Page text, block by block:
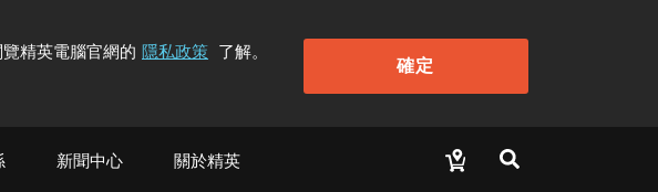
精英電腦官網的 隱私政策 了解。
確定
新聞中心 關於精英